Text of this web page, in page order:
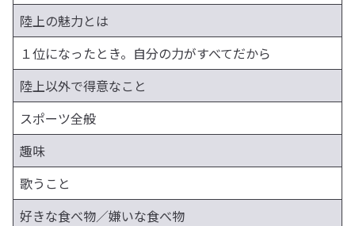
陸上の魅力とは
１位になったとき。自分の力がすべてだから
陸上以外で得意なこと
スポーツ全般
趣味
歌うこと
好きな食べ物／嫌いな食べ物